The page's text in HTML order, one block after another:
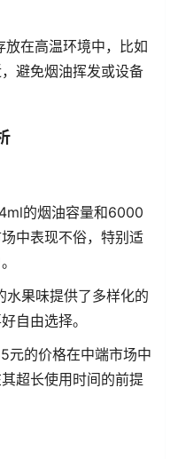
放在高温环境中，比如
避免烟油挥发或设备
的烟油容量和6000
中表现不俗，特别适
水果味提供了多样化的
自由选择。
元的价格在中端市场中
超长使用时间的前提